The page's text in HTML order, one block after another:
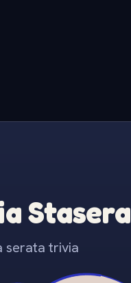
Stasera
serata trivia